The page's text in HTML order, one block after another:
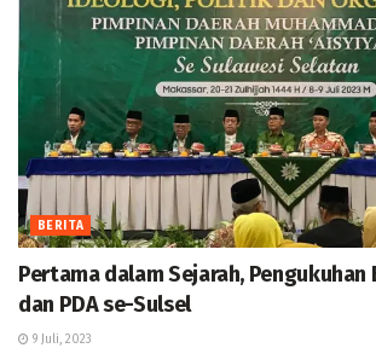
BERITA
Pertama dalam Sejarah, Pengukuhan
dan PDA se-Sulsel
9 Juli, 2023